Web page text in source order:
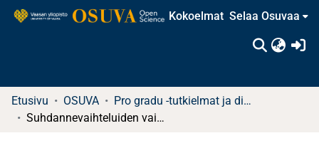
Kokoelmat Selaa Osuvaa
Etusivu OSUVA
Pro gradu -tutkielmat ja diplomityöt
Suhdannevaihteluiden vaikutus käyttöpääoman hallinnan ja kannattavuuden väliseen suhteeseen